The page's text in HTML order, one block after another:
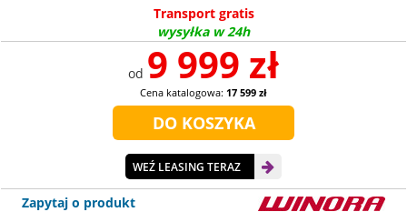
Transport gratis
wysyłka w 24h
od 9 999 zł
Cena katalogowa: 17 599 zł
WEŹ LEASING TERAZ
Zapytaj o produkt